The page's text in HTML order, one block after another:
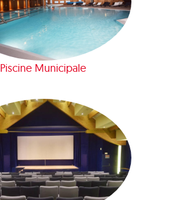
Piscine Municipale